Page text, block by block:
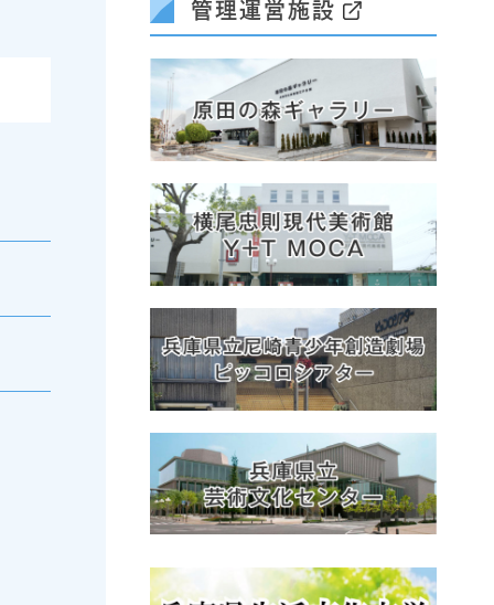
管理運営施設